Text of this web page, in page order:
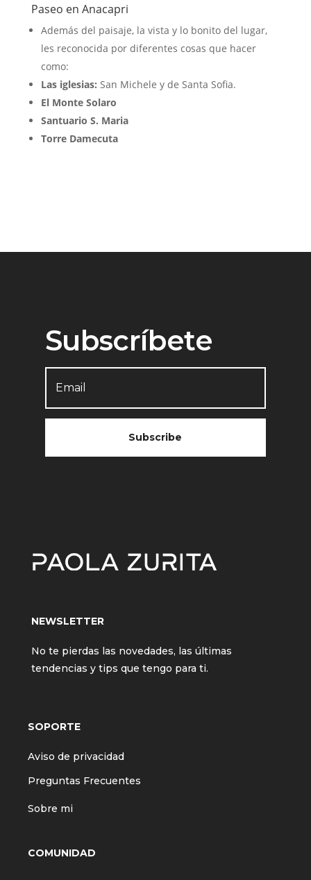
Paseo en Anacapri
Además del paisaje, la vista y lo bonito del lugar,
les reconocida por diferentes cosas que hacer
como:
Las iglesias: San Michele y de Santa Sofia.
El Monte Solaro
Santuario S. Maria
Torre Damecuta
Subscríbete
Subscribe
NEWSLETTER
No te pierdas las novedades, las últimas
tendencias y tips que tengo para ti.
SOPORTE
Aviso de privacidad
Preguntas Frecuentes
Sobre mi
COMUNIDAD